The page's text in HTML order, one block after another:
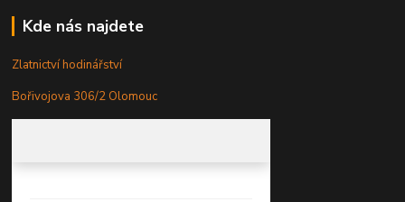
Kde nás najdete
Zlatnictví hodinářství
Bořivojova 306/2 Olomouc